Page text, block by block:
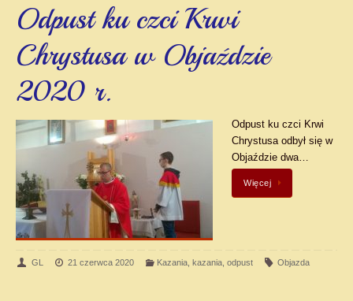
Odpust ku czci Krwi
Chrystusa w Objaździe
2020 r.
Odpust ku czci Krwi
Chrystusa odbył się w
Objaździe dwa…
Więcej
GL 21 czerwca 2020 Kazania, kazania, odpust Objazda